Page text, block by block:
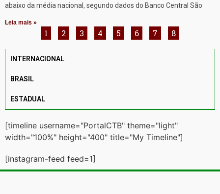
abaixo da média nacional, segundo dados do Banco Central São
Leia mais »
1 2 3 4 5 6 7 8
INTERNACIONAL
BRASIL
ESTADUAL
[timeline username="PortalCTB" theme="light"
width="100%" height="400" title="My Timeline"]
[instagram-feed feed=1]